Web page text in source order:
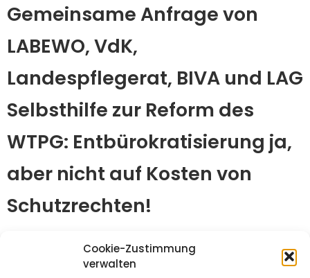
Cookie-Zustimmung
verwalten
Gemeinsame Anfrage von
LABEWO, VdK,
Landespflegerat, BIVA und LAG
Selbsthilfe zur Reform des
WTPG: Entbürokratisierung ja,
aber nicht auf Kosten von
Schutzrechten!
7. Juli 2025